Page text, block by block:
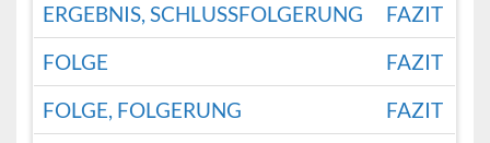
ERGEBNIS, SCHLUSSFOLGERUNG
FAZIT
FOLGE
FAZIT
FOLGE, FOLGERUNG
FAZIT